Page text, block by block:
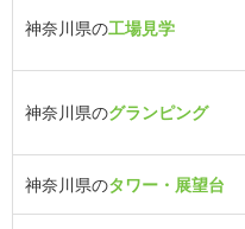
神奈川県の工場見学
神奈川県のグランピング
神奈川県のタワー・展望台